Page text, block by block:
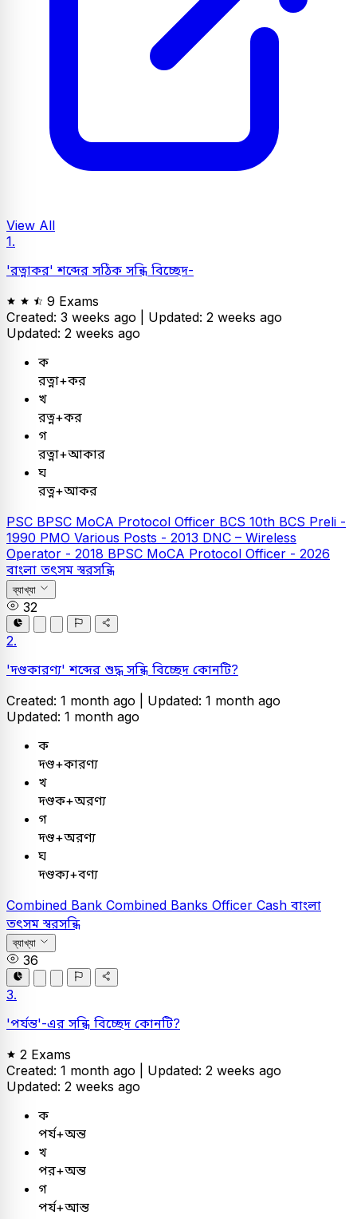
View All
1.
'রত্নাকর' শব্দের সঠিক সন্ধি বিচ্ছেদ-
9 Exams
Created: 3 weeks ago | Updated: 2 weeks ago
Updated: 2 weeks ago
ক
রত্না+কর
খ
রত্ন+কর
গ
রত্না+আকার
ঘ
রত্ন+আকর
PSC BPSC MoCA Protocol Officer BCS 10th BCS Preli -
1990 PMO Various Posts - 2013 DNC – Wireless
Operator - 2018 BPSC MoCA Protocol Officer - 2026
বাংলা তৎসম স্বরসন্ধি
ব্যাখ্যা
32
2.
'দণ্ডকারণ্য' শব্দের শুদ্ধ সন্ধি বিচ্ছেদ কোনটি?
Created: 1 month ago | Updated: 1 month ago
Updated: 1 month ago
ক
দণ্ড+কারণ্য
খ
দণ্ডক+অরণ্য
গ
দণ্ড+অরণ্য
ঘ
দণ্ডক্য+বণ্য
Combined Bank Combined Banks Officer Cash বাংলা
তৎসম স্বরসন্ধি
ব্যাখ্যা
36
3.
'পর্যন্ত'-এর সন্ধি বিচ্ছেদ কোনটি?
2 Exams
Created: 1 month ago | Updated: 2 weeks ago
Updated: 2 weeks ago
ক
পর্য+অন্ত
খ
পর+অন্ত
গ
পর্য+আন্ত